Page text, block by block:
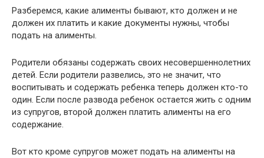
Разберемся, какие алименты бывают, кто должен и не
должен их платить и какие документы нужны, чтобы
подать на алименты.
Родители обязаны содержать своих несовершеннолетних
детей. Если родители развелись, это не значит, что
воспитывать и содержать ребенка теперь должен кто-то
один. Если после развода ребенок остается жить с одним
из супругов, второй должен платить алименты на его
содержание.
Вот кто кроме супругов может подать на алименты на